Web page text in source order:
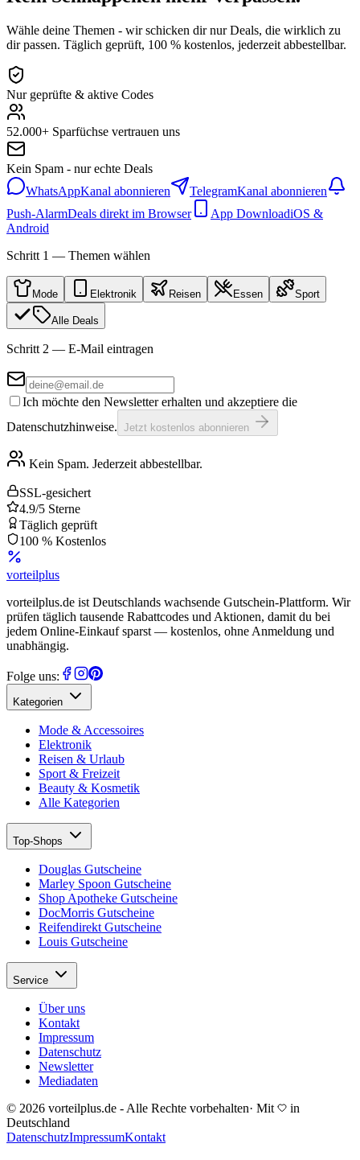
Wähle deine Themen - wir schicken dir nur Deals, die wirklich zu
dir passen. Täglich geprüft, 100 % kostenlos, jederzeit abbestellbar.
Nur geprüfte & aktive Codes
52.000+ Sparfüchse vertrauen uns
Kein Spam - nur echte Deals
WhatsAppKanal abonnieren TelegramKanal abonnieren
Push-AlarmDeals direkt im Browser App DownloadiOS &
Android
Schritt 1 — Themen wählen
Mode Elektronik Reisen Essen Sport
Alle Deals
Schritt 2 — E-Mail eintragen
Ich möchte den Newsletter erhalten und akzeptiere die
Datenschutzhinweise. Jetzt kostenlos abonnieren
Kein Spam. Jederzeit abbestellbar.
SSL-gesichert
4.9/5 Sterne
Täglich geprüft
100 % Kostenlos
vorteilplus
vorteilplus.de ist Deutschlands wachsende Gutschein-Plattform. Wir
prüfen täglich tausende Rabattcodes und Aktionen, damit du bei
jedem Online-Einkauf sparst — kostenlos, ohne Anmeldung und
unabhängig.
Folge uns:
Kategorien
Mode & Accessoires
Elektronik
Reisen & Urlaub
Sport & Freizeit
Beauty & Kosmetik
Alle Kategorien
Top-Shops
Douglas Gutscheine
Marley Spoon Gutscheine
Shop Apotheke Gutscheine
DocMorris Gutscheine
Reifendirekt Gutscheine
Louis Gutscheine
Service
Über uns
Kontakt
Impressum
Datenschutz
Newsletter
Mediadaten
© 2026 vorteilplus.de - Alle Rechte vorbehalten· Mit
in
Deutschland
DatenschutzImpressumKontakt